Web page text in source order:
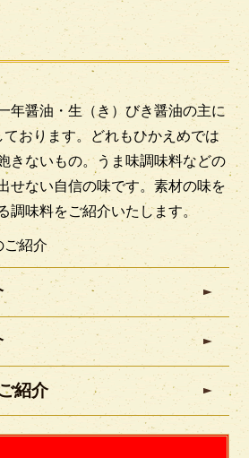
年醤油・生（き）びき醤油の主に
おります。どれもひかえめでは
きないもの。うま味調味料などの
せない自信の味です。素材の味を
調味料をご紹介いたします。
ご紹介
紹介